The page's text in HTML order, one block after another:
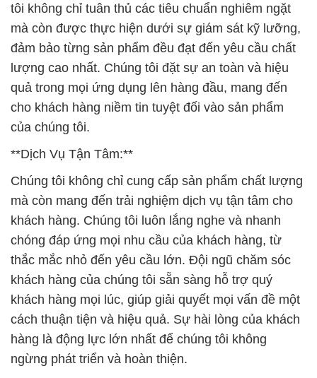
tôi không chỉ tuân thủ các tiêu chuẩn nghiêm ngặt
mà còn được thực hiện dưới sự giám sát kỹ lưỡng,
đảm bảo từng sản phẩm đều đạt đến yêu cầu chất
lượng cao nhất. Chúng tôi đặt sự an toàn và hiệu
quả trong mọi ứng dụng lên hàng đầu, mang đến
cho khách hàng niềm tin tuyệt đối vào sản phẩm
của chúng tôi.
**Dịch Vụ Tận Tâm:**
Chúng tôi không chỉ cung cấp sản phẩm chất lượng
mà còn mang đến trải nghiệm dịch vụ tận tâm cho
khách hàng. Chúng tôi luôn lắng nghe và nhanh
chóng đáp ứng mọi nhu cầu của khách hàng, từ
thắc mắc nhỏ đến yêu cầu lớn. Đội ngũ chăm sóc
khách hàng của chúng tôi sẵn sàng hỗ trợ quý
khách hàng mọi lúc, giúp giải quyết mọi vấn đề một
cách thuận tiện và hiệu quả. Sự hài lòng của khách
hàng là động lực lớn nhất để chúng tôi không
ngừng phát triển và hoàn thiện.